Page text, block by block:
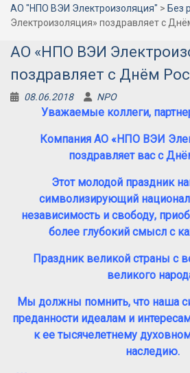
АО "НПО ВЭИ Электроизоляция" > Без
Электроизоляция» поздравляет с
АО «НПО ВЭИ
поздравляет с Днём
08.06.2018 NPO
Уважаемые коллеги,
Компания АО «НПО ВЭИ
поздравляет вас с
Этот молодой праздник
символизирующий
независимость и свободу,
более глубокий смысл с
Праздник великой страны с
великого
Мы должны помнить, что наша
преданности идеалам и
к ее тысячелетнему
наследию.